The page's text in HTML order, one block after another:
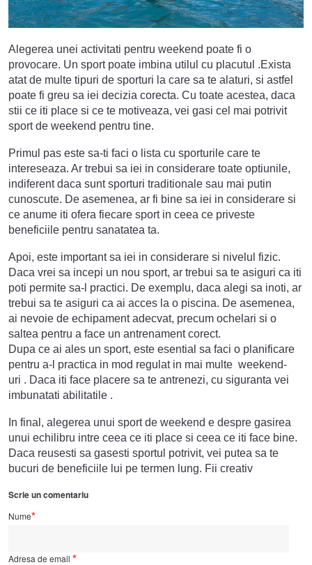
A legerea unei activitati pentru weekend poate fi o
provocare. Un sport poate imbina utilul cu placutul .Exista
atatde multe tipuri de sporturi la care sa te al aturi, si astfel
poate fi greu sa iei decizia corecta. Cu toate acestea, daca
stii ce iti place si ce te motiveaza, vei gasi cel mai potrivit
sportde weekend pentru tine.
Primul pas este sa-ti faci o lista cu sporturile care te
intereseaza. Ar trebui sa iei in considerare toate optiunile,
indiferentdaca suntsporturi traditionale sau mai putin
cunoscute. De asemenea, ar fi bine sa iei in considerare si
ce anume iti ofera fiecare sportin ceea ce priveste
beneficiile pentru sanatatea ta.
Apoi, este importantsa iei in considerare si nive ul fizic.
Daca vrei sa incepi un nou sport, ar trebui sa te asiguri ca iti
poti permite sa- practici. De exempl u, daca a legi sa inoti, ar
trebui sa te asiguri ca ai acces la o piscina. De asemenea,
ai nevoie de echipamentadecvat, precum ochel ari si o
sal tea pentru a face un antrenamentcorect.
Dupa ce ai al es un sport, este esential sa faci o planificare
pentru a- practica in mod regul atin mai multe weekend-
uri . Daca iti face placere sa te antrenezi, cu siguranta vei
imbunatati abilitatile .
In final , a legerea unui sportde weekend e despre gasirea
unui echilibru intre ceea ce iti place si ceea ce iti face bine.
Daca reusesti sa gasesti sportul potrivit, vei putea sa te
bucuri de beneficiile ui pe termen lung. Fii creativ
Scrie un comentariu
Nume*
Adresa de email *